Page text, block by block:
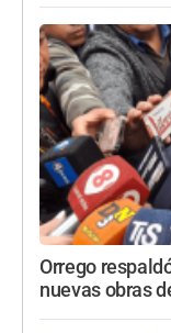
Orrego
nuevas obras